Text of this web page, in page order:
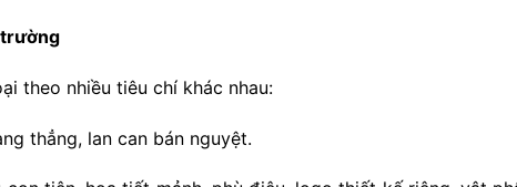
trường
theo nhiều tiêu chí khác nhau:
thẳng, lan can bán nguyệt.